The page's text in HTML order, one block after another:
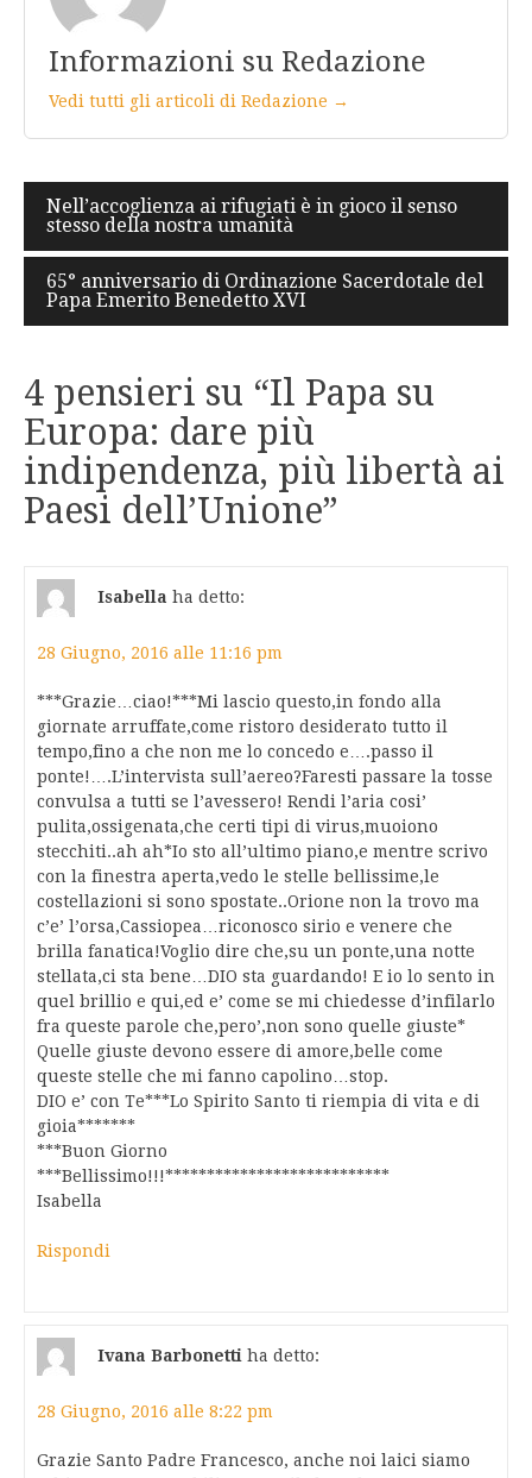
Informazioni su Redazione
Vedi tutti gli articoli di Redazione →
Navigazione
articoli
Nell’accoglienza ai rifugiati è in gioco il senso
stesso della nostra umanità
65° anniversario di Ordinazione Sacerdotale del
Papa Emerito Benedetto XVI
4 pensieri su “Il Papa su
Europa: dare più
indipendenza, più libertà ai
Paesi dell’Unione”
Isabella ha detto:
28 Giugno, 2016 alle 11:16 pm
***Grazie…ciao!***Mi lascio questo,in fondo alla
giornate arruffate,come ristoro desiderato tutto il
tempo,fino a che non me lo concedo e….passo il
ponte!….L’intervista sull’aereo?Faresti passare la tosse
convulsa a tutti se l’avessero! Rendi l’aria cosi’
pulita,ossigenata,che certi tipi di virus,muoiono
stecchiti..ah ah*Io sto all’ultimo piano,e mentre scrivo
con la finestra aperta,vedo le stelle bellissime,le
costellazioni si sono spostate..Orione non la trovo ma
c’e’ l’orsa,Cassiopea…riconosco sirio e venere che
brilla fanatica!Voglio dire che,su un ponte,una notte
stellata,ci sta bene…DIO sta guardando! E io lo sento in
quel brillio e qui,ed e’ come se mi chiedesse d’infilarlo
fra queste parole che,pero’,non sono quelle giuste*
Quelle giuste devono essere di amore,belle come
queste stelle che mi fanno capolino…stop.
DIO e’ con Te***Lo Spirito Santo ti riempia di vita e di
gioia*******
***Buon Giorno
***Bellissimo!!!***************************
Isabella
Rispondi
Ivana Barbonetti ha detto:
28 Giugno, 2016 alle 8:22 pm
Grazie Santo Padre Francesco, anche noi laici siamo